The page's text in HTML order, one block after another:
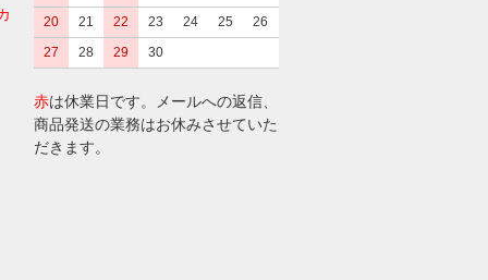
20
21 22 23 24 25
26
27
28 29 30
赤は休業日です。メールへの返信、
商品発送の業務はお休みさせていた
だきます。